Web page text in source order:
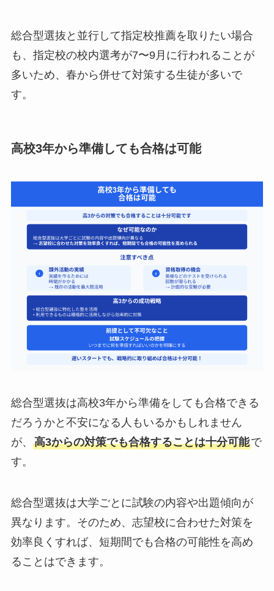
総合型選抜と並行して指定校推薦を取りたい場合
も、指定校の校内選考が7〜9月に行われることが
多いため、春から併せて対策する生徒が多いで
す。
高校3年から準備しても合格は可能
総合型選抜は高校3年から準備をしても合格できる
だろうかと不安になる人もいるかもしれません
が、 高3からの対策でも合格することは十分可能で
す。
総合型選抜は大学ごとに試験の内容や出題傾向が
異なります。そのため、志望校に合わせた対策を
効率良くすれば、短期間でも合格の可能性を高め
ることはできます。